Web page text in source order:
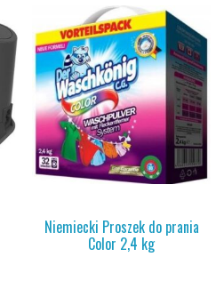
Niemiecki Proszek do prania
Color 2,4 kg